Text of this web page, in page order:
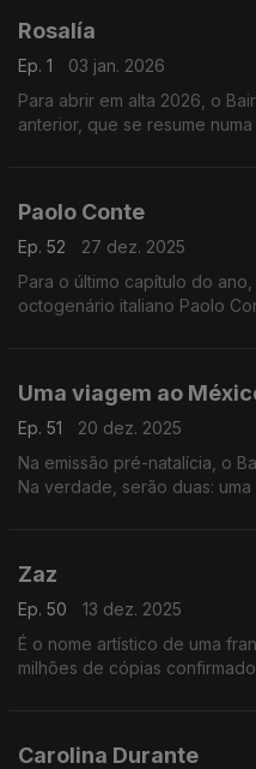
Rosalía
Ep. 1
03 jan. 2026
Para abrir em alta 2026, o
anterior, que se resume
Paolo Conte
Ep. 52
27 dez. 2025
Para o último capítulo do
octogenário italiano Paolo
Uma viagem ao
Ep. 51
20 dez. 2025
Na emissão pré-natalícia, o
Na verdade, serão duas:
Zaz
Ep. 50
13 dez. 2025
É o nome artístico de uma
milhões de cópias
Carolina Durante